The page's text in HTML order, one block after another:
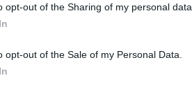
opt-out of the Sharing of my personal data.
opt-out of the Sale of my Personal Data.
ei noudatettu. Junat
Kagerupin välillä